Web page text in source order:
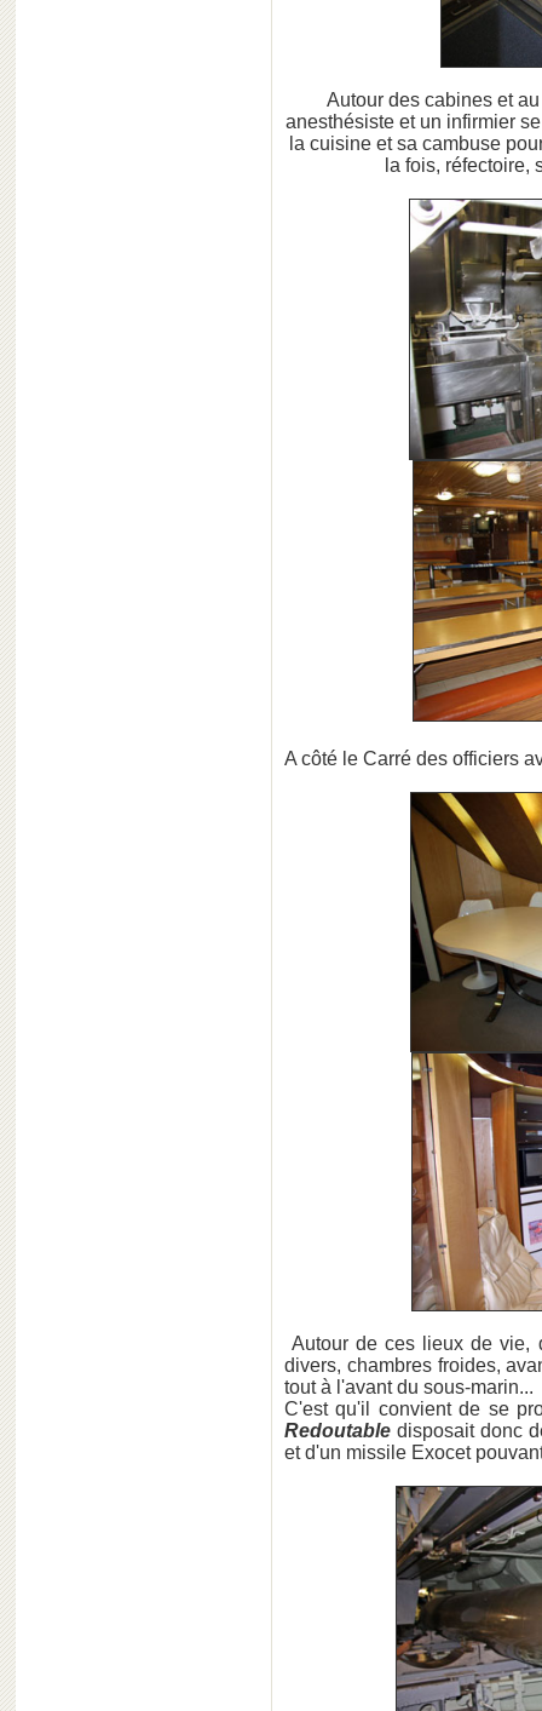
Autour des cabines et
anesthésiste et un infirmier
la cuisine et sa cambuse
la fois, réfectoire,
A côté le Carré des officiers
Autour de ces lieux de vie,
divers, chambres froides,
tout à l'avant du sous-marin...
C'est qu'il convient de se
Redoutable disposait donc
et d'un missile Exocet